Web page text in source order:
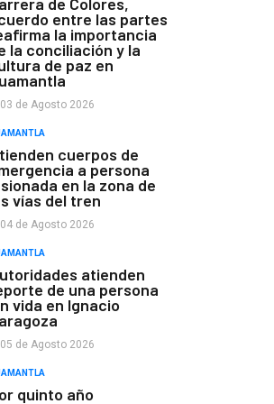
entre las partes
la importancia
la conciliación y la
de paz en
de Agosto 2026
cuerpos de
a persona
en la zona de
vías del tren
de Agosto 2026
atienden
de una persona
vida en Ignacio
de Agosto 2026
quinto año